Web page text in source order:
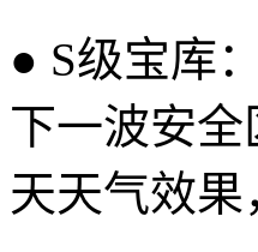
● S级宝库
下一波安
天天气效